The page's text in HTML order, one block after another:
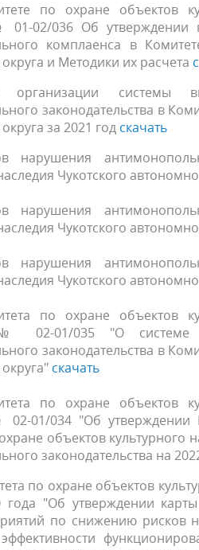
по охране объектов
02/036 Об утверждении
комплаенса в
и Методики их расчета
системы
законодательства в
за 2021 год скачать
нарушения
Чукотского
нарушения
Чукотского
нарушения
Чукотского
по охране объектов
02-01/035 "О системе
законодательства в
скачать
по охране объектов
02-01/034 "Об
объектов культурного
законодательства на
по охране объектов
года "Об утверждении
по снижению рисков
эффективности